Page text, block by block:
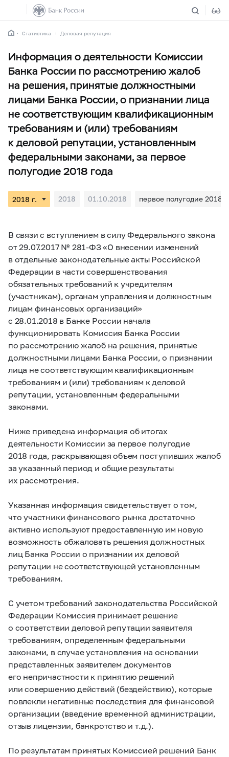
Статистика Деловая репутация
Информация о деятельности Комиссии
Банка России по рассмотрению жалоб
на решения, принятые должностными
лицами Банка России, о признании лица
не соответствующим квалификационным
требованиям и (или) требованиям
к деловой репутации, установленным
федеральными законами, за первое
полугодие 2018 года
2018 01.10.2018 первое полугодие 2018
В связи с вступлением в силу Федерального закона
от 29.07.2017 № 281-ФЗ«О внесении изменений
в отдельные законодательные акты Российской
Федерации в части совершенствования
обязательных требований к учредителям
(участникам), органам управления и должностным
лицам финансовых организаций»
с 28.01.2018 в Банке России начала
функционировать Комиссия Банка России
по рассмотрению жалоб на решения, принятые
должностными лицами Банка России, о признании
лица не соответствующим квалификационным
требованиям и (или) требованиям к деловой
репутации, установленным федеральными
законами.
Ниже приведена информация об итогах
деятельности Комиссии за первое полугодие
2018 года, раскрывающая объем поступивших жалоб
за указанный период и общие результаты
их рассмотрения.
Указанная информация свидетельствует о том,
что участники финансового рынка достаточно
активно используют предоставленную им новую
возможность обжаловать решения должностных
лиц Банка России о признании их деловой
репутации не соответствующей установленным
требованиям.
С учетом требований законодательства Российской
Федерации Комиссия принимает решение
о соответствии деловой репутации заявителя
требованиям, определенным федеральными
законами, в случае установления на основании
представленных заявителем документов
его непричастности к принятию решений
или совершению действий (бездействию), которые
повлекли негативные последствия для финансовой
организации (введение временной администрации,
отзыв лицензии, банкротство и т.д.).
По результатам принятых Комиссией решений Банк